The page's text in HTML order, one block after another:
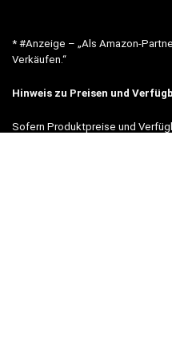
* #Anzeige – „Als Amazon-
Verkäufen.“
Hinweis zu Preisen und
Sofern Produktpreise und